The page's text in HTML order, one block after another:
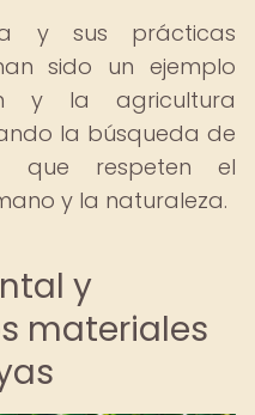
y sus prácticas
sido un ejemplo
y la agricultura
la búsqueda de
que respeten el
y la naturaleza.
y
materiales